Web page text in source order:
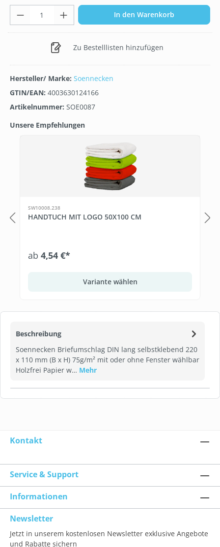
Beschreibung
Soennecken Briefumschlag DIN lang selbstklebend 220
x 110 mm (B x H) 75g/m² mit oder ohne Fenster wählbar
Holzfrei Papier w… Mehr
Produkt Anzahl: Gib den gewünschten
In den Warenkorb
Zu Bestelllisten hinzufügen
Hersteller/ Marke: Soennecken
GTIN/EAN: 4003630124166
Artikelnummer: SOE0087
Unsere Empfehlungen
SW10008.238
HANDTUCH MIT LOGO 50X100 CM
ab 4,54 €*
Variante wählen
Kontakt
Service & Support
Informationen
Newsletter
Jetzt in unserem kostenlosen Newsletter exklusive Angebote
und Rabatte sichern